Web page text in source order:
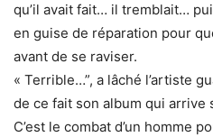
qu’il avait fait… il tremblait…
en guise de réparation pour
avant de se raviser.
« Terrible…”, a lâché l’artiste
de ce fait son album qui arrive
C’est le combat d’un homme